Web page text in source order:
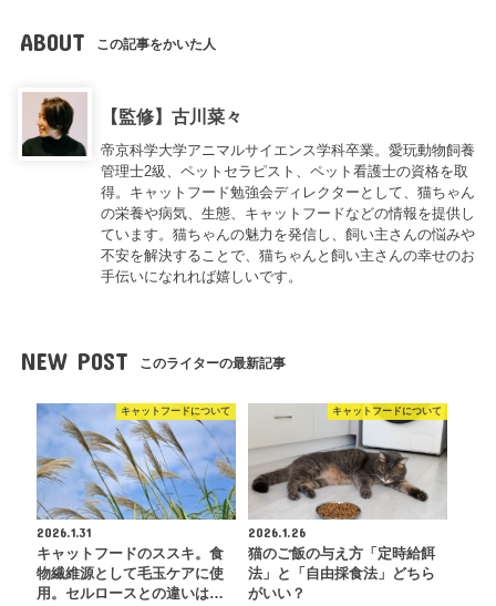
ABOUT この記事をかいた人
【監修】古川菜々
帝京科学大学アニマルサイエンス学科卒業。愛玩動物飼養
管理士2級、ペットセラピスト、ペット看護士の資格を取
得。キャットフード勉強会ディレクターとして、猫ちゃん
の栄養や病気、生態、キャットフードなどの情報を提供し
ています。猫ちゃんの魅力を発信し、飼い主さんの悩みや
不安を解決することで、猫ちゃんと飼い主さんの幸せのお
手伝いになれれば嬉しいです。
NEW POST このライターの最新記事
キャットフードについて
2026.1.31
キャットフードのススキ。食
物繊維源として毛玉ケアに使
用。セルロースとの違いは…
キャットフードについて
2026.1.26
猫のご飯の与え方「定時給餌
法」と「自由採食法」どちら
がいい？